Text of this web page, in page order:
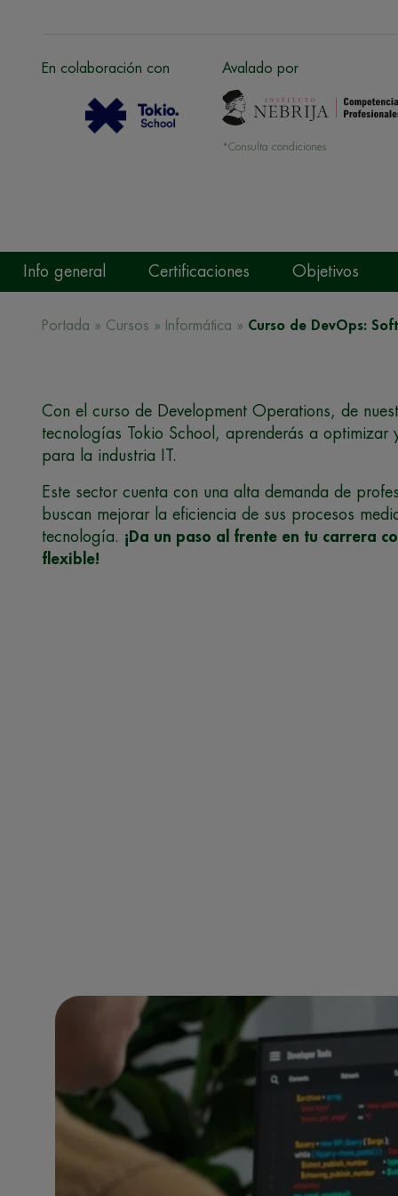
En colaboración con Avalado por
*Consulta condiciones
Info general Certificaciones Objetivos
Portada » Cursos » Informática » Curso de DevOps:
Con el curso de Development Operations, de
tecnologías Tokio School, aprenderás a
para la industria IT.
Este sector cuenta con una alta demanda de
buscan mejorar la eficiencia de sus procesos
tecnología. ¡Da un paso al frente en tu carrera
flexible!